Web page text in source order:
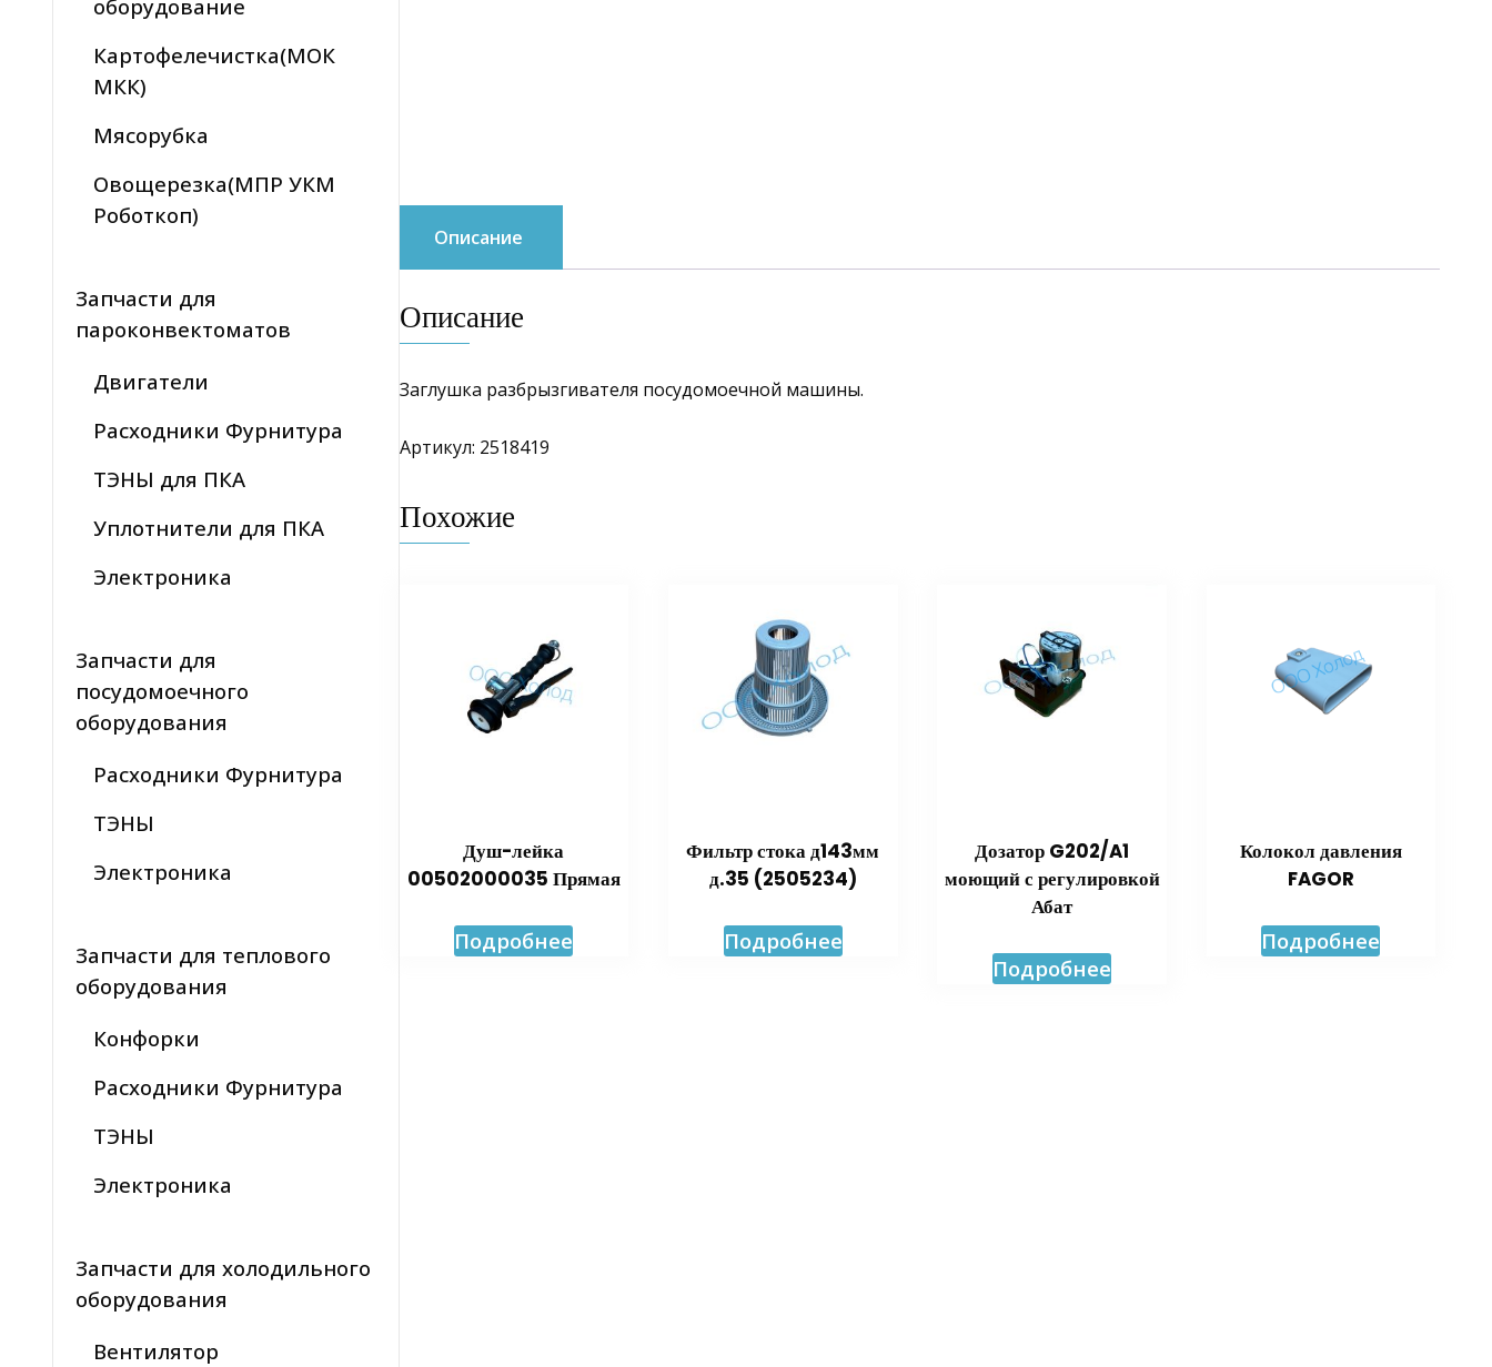
Описание
Описание
Заглушка разбрызгивателя посудомоечной машины.
Артикул: 2518419
Похожие
Душ-лейка
00502000035 Прямая
Подробнее
Фильтр стока д143мм
д.35 (2505234)
Подробнее
Дозатор G202/A1
моющий с регулировкой
Абат
Подробнее
Колокол давления
FAGOR
Подробнее
оборудование
Картофелечистка(МОК
МКК)
Мясорубка
Овощерезка(МПР УКМ
Роботкоп)
Запчасти для
пароконвектоматов
Двигатели
Расходники Фурнитура
ТЭНЫ для ПКА
Уплотнители для ПКА
Электроника
Запчасти для
посудомоечного
оборудования
Расходники Фурнитура
ТЭНЫ
Электроника
Запчасти для теплового
оборудования
Конфорки
Расходники Фурнитура
ТЭНЫ
Электроника
Запчасти для холодильного
оборудования
Вентилятор